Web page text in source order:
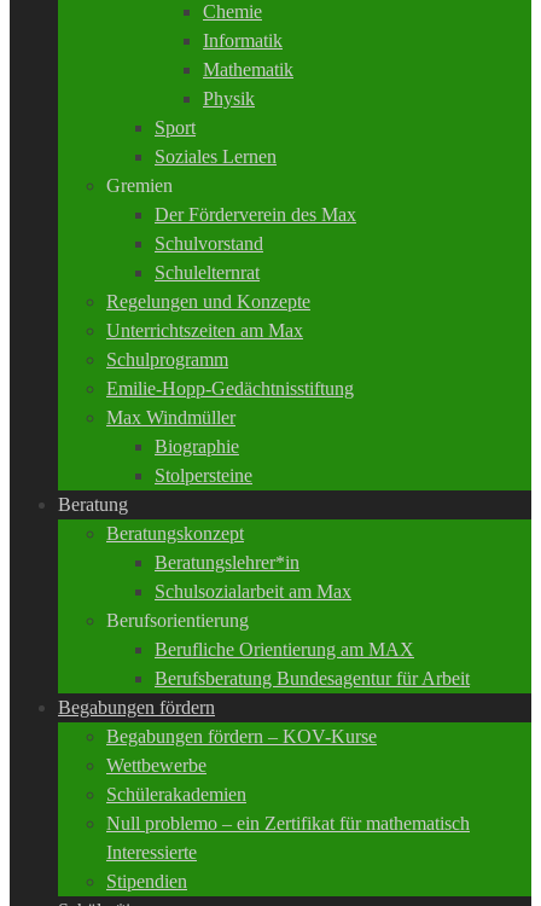
Chemie
Informatik
Mathematik
Physik
Sport
Soziales Lernen
Gremien
Der Förderverein des Max
Schulvorstand
Schulelternrat
Regelungen und Konzepte
Unterrichtszeiten am Max
Schulprogramm
Emilie-Hopp-Gedächtnisstiftung
Max Windmüller
Biographie
Stolpersteine
Beratung
Beratungskonzept
Beratungslehrer*in
Schulsozialarbeit am Max
Berufsorientierung
Berufliche Orientierung am MAX
Berufsberatung Bundesagentur für Arbeit
Begabungen fördern
Begabungen fördern – KOV-Kurse
Wettbewerbe
Schülerakademien
Null problemo – ein Zertifikat für mathematisch
Interessierte
Stipendien